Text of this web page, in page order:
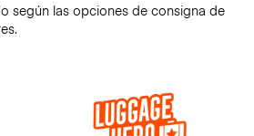
según las opciones de consigna de